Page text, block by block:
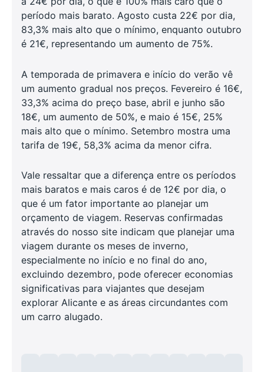
período mais barato. Agosto custa 22€ por dia,
83,3% mais alto que o mínimo, enquanto outubro
é 21€, representando um aumento de 75%.
A temporada de primavera e início do verão vê
um aumento gradual nos preços. Fevereiro é 16€,
33,3% acima do preço base, abril e junho são
18€, um aumento de 50%, e maio é 15€, 25%
mais alto que o mínimo. Setembro mostra uma
tarifa de 19€, 58,3% acima da menor cifra.
Vale ressaltar que a diferença entre os períodos
mais baratos e mais caros é de 12€ por dia, o
que é um fator importante ao planejar um
orçamento de viagem. Reservas confirmadas
através do nosso site indicam que planejar uma
viagem durante os meses de inverno,
especialmente no início e no final do ano,
excluindo dezembro, pode oferecer economias
significativas para viajantes que desejam
explorar Alicante e as áreas circundantes com
um carro alugado.